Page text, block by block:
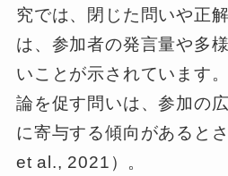
究では、閉じた問いや正
は、参加者の発言量や多
いことが示されています
論を促す問いは、参加の
に寄与する傾向があると
et al., 2021）。